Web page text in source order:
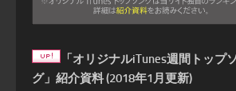
「オリジナルiTunes週間トップ
グ」紹介資料 (2018年1月更新)